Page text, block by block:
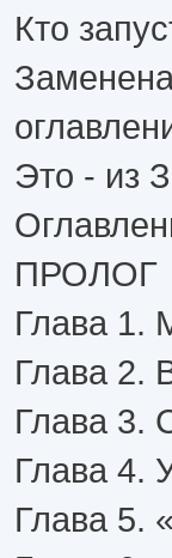
Кто
Это - из
ПРОЛОГ
Глава 1.
Глава 2.
Глава 3.
Глава 4.
Глава 5.